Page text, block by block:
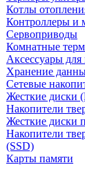
Котлы
Контроллеры и
Сервоприводы
Комнатные
Аксессуары для
Хранение
Сетевые
Жесткие диски
Накопители
Жесткие диски
Накопители
(SSD)
Карты памяти